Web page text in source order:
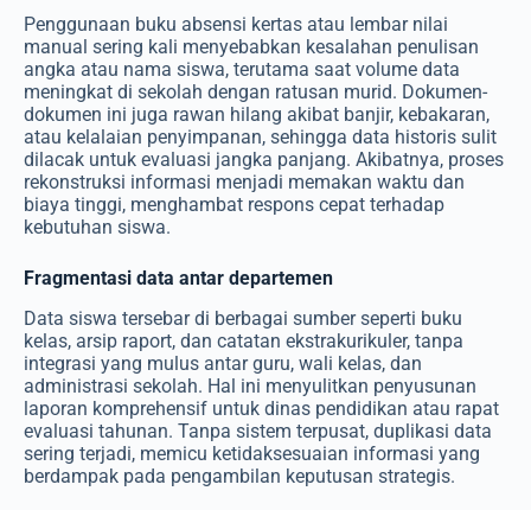
Penggunaan buku absensi kertas atau lembar nilai
manual sering kali menyebabkan kesalahan penulisan
angka atau nama siswa, terutama saat volume data
meningkat di sekolah dengan ratusan murid. Dokumen-
dokumen ini juga rawan hilang akibat banjir, kebakaran,
atau kelalaian penyimpanan, sehingga data historis sulit
dilacak untuk evaluasi jangka panjang. Akibatnya, proses
rekonstruksi informasi menjadi memakan waktu dan
biaya tinggi, menghambat respons cepat terhadap
kebutuhan siswa.
Fragmentasi data antar departemen
Data siswa tersebar di berbagai sumber seperti buku
kelas, arsip raport, dan catatan ekstrakurikuler, tanpa
integrasi yang mulus antar guru, wali kelas, dan
administrasi sekolah. Hal ini menyulitkan penyusunan
laporan komprehensif untuk dinas pendidikan atau rapat
evaluasi tahunan. Tanpa sistem terpusat, duplikasi data
sering terjadi, memicu ketidaksesuaian informasi yang
berdampak pada pengambilan keputusan strategis.